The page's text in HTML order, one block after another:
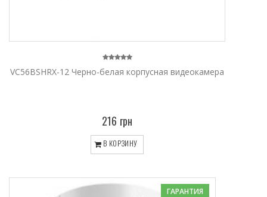
VC56BSHRX-12 Черно-белая корпусная видеокамера
216 грн
В КОРЗИНУ
ГАРАНТИЯ